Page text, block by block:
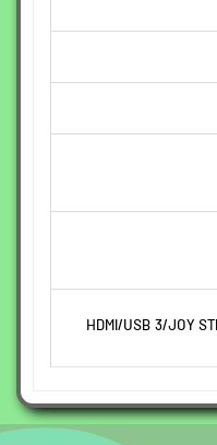
HDMI/USB 3/JOY